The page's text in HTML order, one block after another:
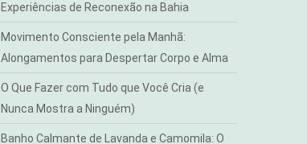
Experiências de Reconexão na Bahia
Movimento Consciente pela Manhã:
Alongamentos para Despertar Corpo e Alma
O Que Fazer com Tudo que Você Cria (e
Nunca Mostra a Ninguém)
Banho Calmante de Lavanda e Camomila: O